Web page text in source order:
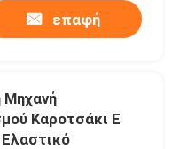
επαφή
Μηχανή
Καροτσάκι Ε